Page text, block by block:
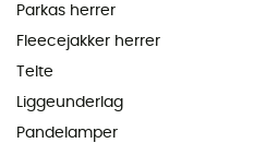
Parkas herrer
Fleecejakker herrer
Telte
Liggeunderlag
Pandelamper